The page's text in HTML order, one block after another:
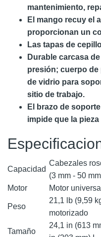
mantenimiento,
El mango recuy el
proporcionan un
Las tapas de
Durable carcasa
presión; cuerpo
de vidrio para
sitio de trabajo.
El brazo de
impide que la
Capacidad
Cabezales
(3 mm - 50
Motor
Motor
Peso
21,1 lb (9,59
motorizado
Tamaño
24,1 in (613